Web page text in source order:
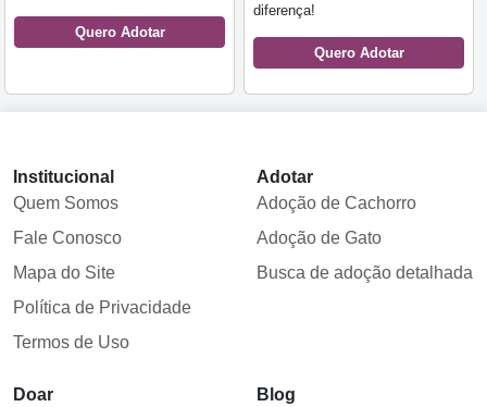
Quero Adotar
diferença!
Quero Adotar
Institucional
Quem Somos
Fale Conosco
Mapa do Site
Política de Privacidade
Termos de Uso
Adotar
Adoção de Cachorro
Adoção de Gato
Busca de adoção detalhada
Doar
Blog